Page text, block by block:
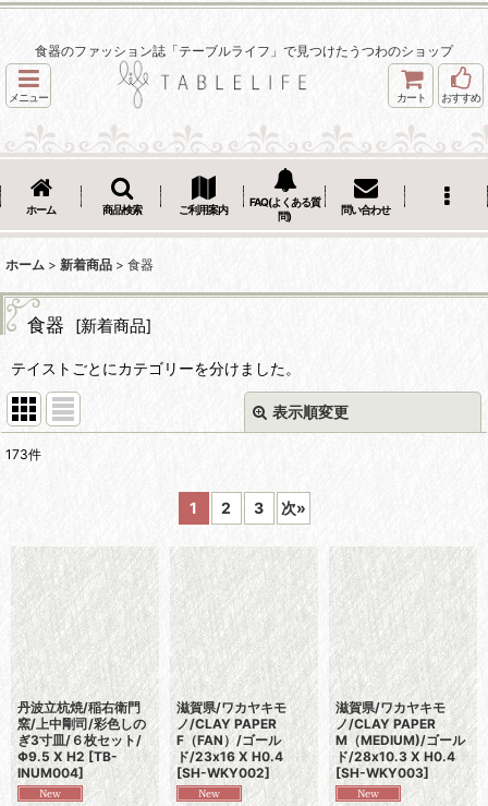
食器のファッション誌「テーブルライフ」で見つけたうつわのショップ
メニュー カート おすすめ
ホーム 商品検索 ご利用案内
FAQ(よくある質
問)
問い合わせ
ホーム > 新着商品 > 食器
食器 [新着商品]
テイストごとにカテゴリーを分けました。
表示順変更
並び順:
絞り込む
173件
1 2 3 次»
丹波立杭焼/稲右衛門
窯/上中剛司/彩色しの
ぎ3寸皿/６枚セット/
Φ9.5 X H2 [TB-
INUM004]
滋賀県/ワカヤキモ
ノ/CLAY PAPER
F（FAN）/ゴール
ド/23x16 X H0.4
[SH-WKY002]
滋賀県/ワカヤキモ
ノ/CLAY PAPER
M（MEDIUM)/ゴール
ド/28x10.3 X H0.4
[SH-WKY003]